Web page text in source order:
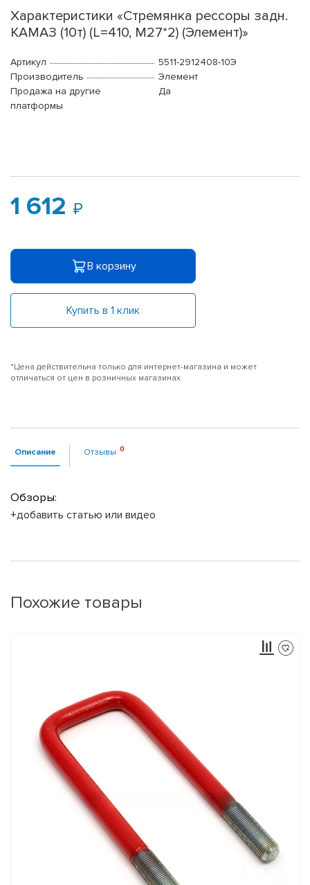
Характеристики «Стремянка рессоры задн.
КАМАЗ (10т) (L=410, М27*2) (Элемент)»
Артикул
5511-2912408-10Э
Производитель
Элемент
Продажа на другие
платформы
Да
1 612
В корзину
Купить в 1 клик
*Цена действительна только для интернет-магазина и может
отличаться от цен в розничных магазинах
Описание Отзывы
Обзоры:
+добавить статью или видео
Похожие товары